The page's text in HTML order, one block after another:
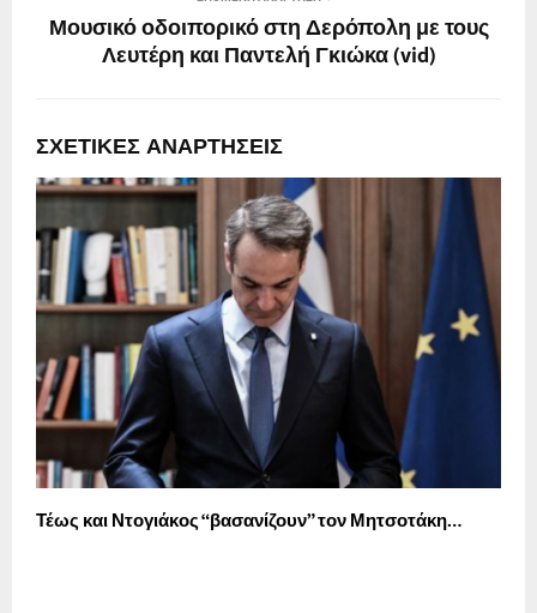
Μουσικό οδοιπορικό στη Δερόπολη με τους
Λευτέρη και Παντελή Γκιώκα (vid)
ΣΧΕΤΙΚΈΣ ΑΝΑΡΤΉΣΕΙΣ
Τέως και Ντογιάκος “βασανίζουν” τον Μητσοτάκη…